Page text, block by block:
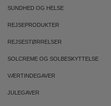
SUNDHED OG HELSE
REJSEPRODUKTER
REJSESTØRRELSER
SOLCREME OG SOLBESKYTTELSE
VÆRTINDEGAVER
JULEGAVER